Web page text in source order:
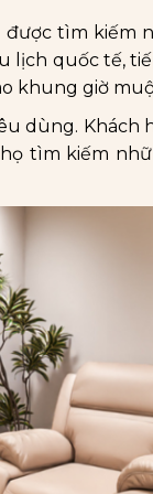
được tìm kiếm
lịch quốc tế,
khung giờ
dùng. Khách
tìm kiếm